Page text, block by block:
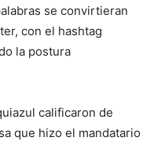
se convirtieran
con el hashtag
la postura
calificaron de
que hizo el mandatario